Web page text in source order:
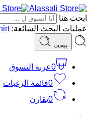
ابحث هنا
عمليات البحث الشائعة:
يبحث
0عربة التسوق
0قائمة الرغبات
0يقارن